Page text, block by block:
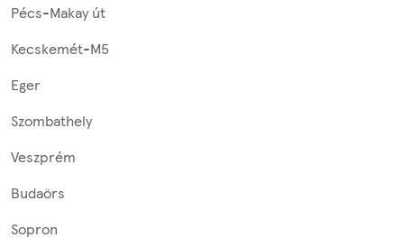
Pécs-Makay út
Kecskemét-M5
Eger
Szombathely
Veszprém
Budaörs
Sopron